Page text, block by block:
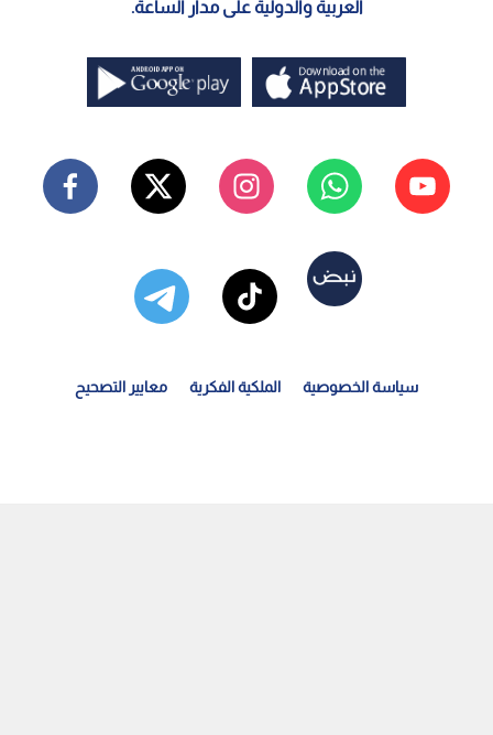
العربية والدولية على مدار الساعة.
سياسة الخصوصية الملكية الفكرية معايير التصحيح